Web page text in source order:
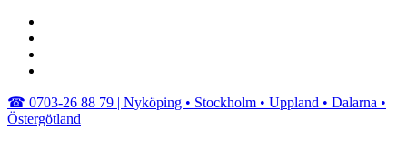
Close
Menu
☎︎ 0703-26 88 79 | Nyköping • Stockholm • Uppland • Dalarna •
Östergötland